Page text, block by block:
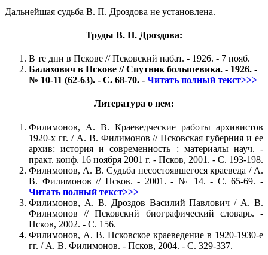
Дальнейшая судьба В. П. Дроздова не установлена.
Труды В. П. Дроздова:
В те дни в Пскове // Псковский набат. - 1926. - 7 нояб.
Балахович в Пскове // Спутник большевика. - 1926. -
№ 10-11 (62-63). - С. 68-70. - Читать полный текст>>>
Литература о нем:
Филимонов, А. В. Краеведческие работы архивистов
1920-х гг. / А. В. Филимонов // Псковская губерния и ее
архив: история и современность : материалы науч. -
практ. конф. 16 ноября 2001 г. - Псков, 2001. - С. 193-198.
Филимонов, А. В. Судьба несостоявшегося краеведа / А.
В. Филимонов // Псков. - 2001. - № 14. - С. 65-69. -
Читать полный текст>>>
Филимонов, А. В. Дроздов Василий Павлович / А. В.
Филимонов // Псковский биографический словарь. -
Псков, 2002. - С. 156.
Филимонов, А. В. Псковское краеведение в 1920-1930-е
гг. / А. В. Филимонов. - Псков, 2004. - С. 329-337.